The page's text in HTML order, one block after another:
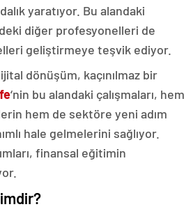
yaratıyor. Bu alandaki
diğer profesyonelleri de
geliştirmeye teşvik ediyor.
dönüşüm, kaçınılmaz bir
‘nin bu alandaki çalışmaları, hem
hem de sektöre yeni adım
hale gelmelerini sağlıyor.
finansal eğitimin